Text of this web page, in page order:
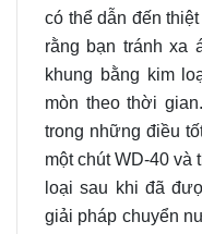
có thể dẫn đến
rằng bạn tránh xa
khung bằng kim
mòn theo thời
trong những điều
một chút WD-40 và
loại sau khi đã
giải pháp chuyển